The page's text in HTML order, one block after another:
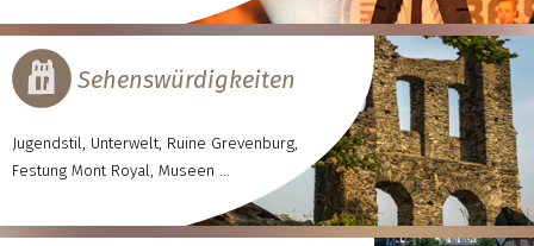
Sehenswürdigkeiten
Jugendstil, Unterwelt, Ruine Grevenburg,
Festung Mont Royal, Museen ...